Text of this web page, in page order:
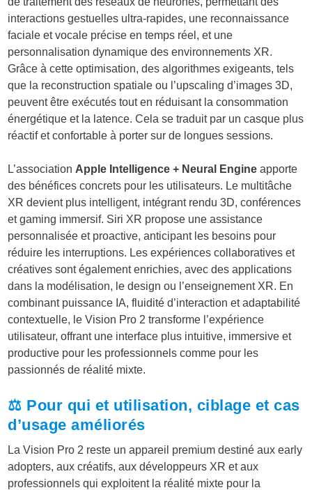
interactions gestuelles ultra-rapides, une reconnaissance
faciale et vocale précise en temps réel, et une
personnalisation dynamique des environnements XR.
Grâce à cette optimisation, des algorithmes exigeants, tels
que la reconstruction spatiale ou l’upscaling d’images 3D,
peuvent être exécutés tout en réduisant la consommation
énergétique et la latence. Cela se traduit par un casque plus
réactif et confortable à porter sur de longues sessions.
L’association Apple Intelligence + Neural Engine apporte
des bénéfices concrets pour les utilisateurs. Le multitâche
XR devient plus intelligent, intégrant rendu 3D, conférences
et gaming immersif. Siri XR propose une assistance
personnalisée et proactive, anticipant les besoins pour
réduire les interruptions. Les expériences collaboratives et
créatives sont également enrichies, avec des applications
dans la modélisation, le design ou l’enseignement XR. En
combinant puissance IA, fluidité d’interaction et adaptabilité
contextuelle, le Vision Pro 2 transforme l’expérience
utilisateur, offrant une interface plus intuitive, immersive et
productive pour les professionnels comme pour les
passionnés de réalité mixte.
⚖️ Pour qui et utilisation, ciblage et cas
d’usage améliorés
La Vision Pro 2 reste un appareil premium destiné aux early
adopters, aux créatifs, aux développeurs XR et aux
professionnels qui exploitent la réalité mixte pour la